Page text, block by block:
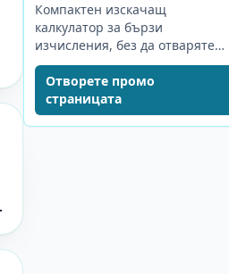
Компактен изскачащ
калкулатор за бързи
изчисления, без да отваряте
отделен раздел.
Отворете промо
страницата